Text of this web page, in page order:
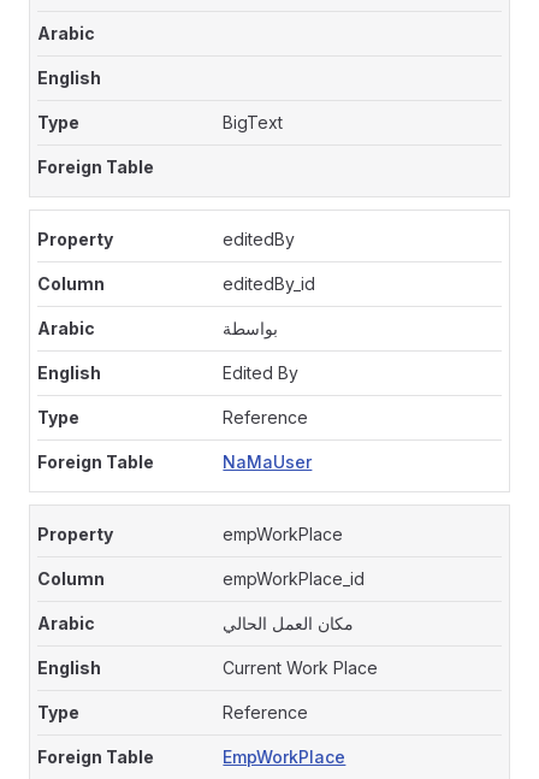
BigText
editedBy
editedBy_id
بواسطة
Edited By
Reference
NaMaUser
empWorkPlace
empWorkPlace_id
مكان العمل الحالي
Current Work Place
Reference
EmpWorkPlace